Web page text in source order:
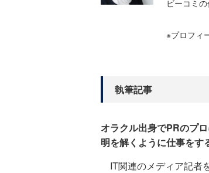
ビーコミ
※プロフィ
執筆記事
オラクル出身でPRのプ
明を解くように仕事をす
IT関連のメディア記者